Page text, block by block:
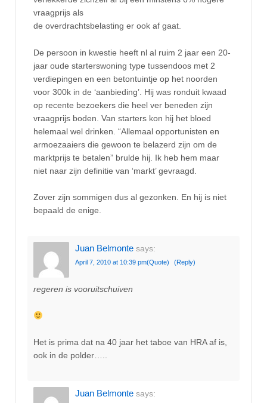
vraagprijs als
de overdrachtsbelasting er ook af gaat.
De persoon in kwestie heeft nl al ruim 2 jaar een 20-
jaar oude starterswoning type tussendoos met 2
verdiepingen en een betontuintje op het noorden
voor 300k in de ‘aanbieding’. Hij was ronduit kwaad
op recente bezoekers die heel ver beneden zijn
vraagprijs boden. Van starters kon hij het bloed
helemaal wel drinken. “Allemaal opportunisten en
armoezaaiers die gewoon te belazerd zijn om de
marktprijs te betalen” brulde hij. Ik heb hem maar
niet naar zijn definitie van ‘markt’ gevraagd.
Zover zijn sommigen dus al gezonken. En hij is niet
bepaald de enige.
Juan Belmonte says:
April 7, 2010 at 10:39 pm(Quote) (Reply)
regeren is vooruitschuiven
Het is prima dat na 40 jaar het taboe van HRA af is,
ook in de polder…..
Juan Belmonte says: